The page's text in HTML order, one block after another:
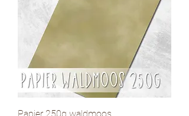
Papier 250g waldmoos